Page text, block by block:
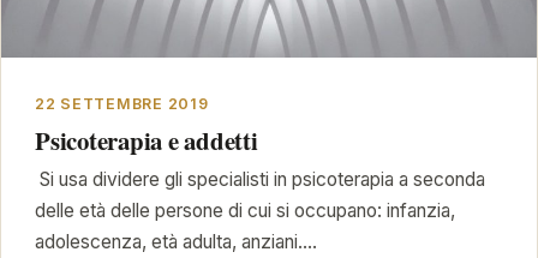
22 SETTEMBRE 2019
Psicoterapia e addetti
Si usa dividere gli specialisti in psicoterapia a seconda
delle età delle persone di cui si occupano: infanzia,
adolescenza, età adulta, anziani.…